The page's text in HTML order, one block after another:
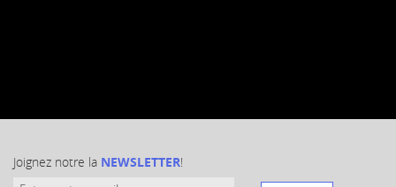
Joignez notre la NEWSLETTER!